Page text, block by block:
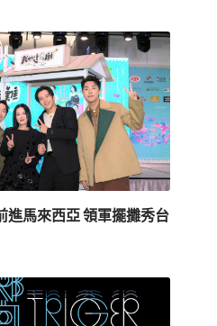
進馬來西亞 領軍擺攤秀台